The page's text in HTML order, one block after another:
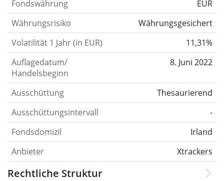
Fondswährung
EUR
Währungsrisiko
Währungsgesichert
Volatilität 1 Jahr (in EUR)
11,31%
Auflagedatum/
Handelsbeginn
8. Juni 2022
Ausschüttung
Thesaurierend
Ausschüttungsintervall
-
Fondsdomizil
Irland
Anbieter
Xtrackers
Rechtliche Struktur